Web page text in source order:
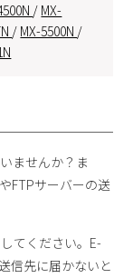
/ MX-
/ MX-5500N /
ませんか？ま
FTPサーバーの送
てください。E-
信先に届かないと